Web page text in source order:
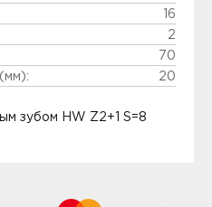
16
2
70
20
зубом HW Z2+1 S=8